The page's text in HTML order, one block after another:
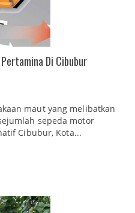
Di Cibubur
maut yang melibatkan
sepeda motor
Cibubur, Kota...